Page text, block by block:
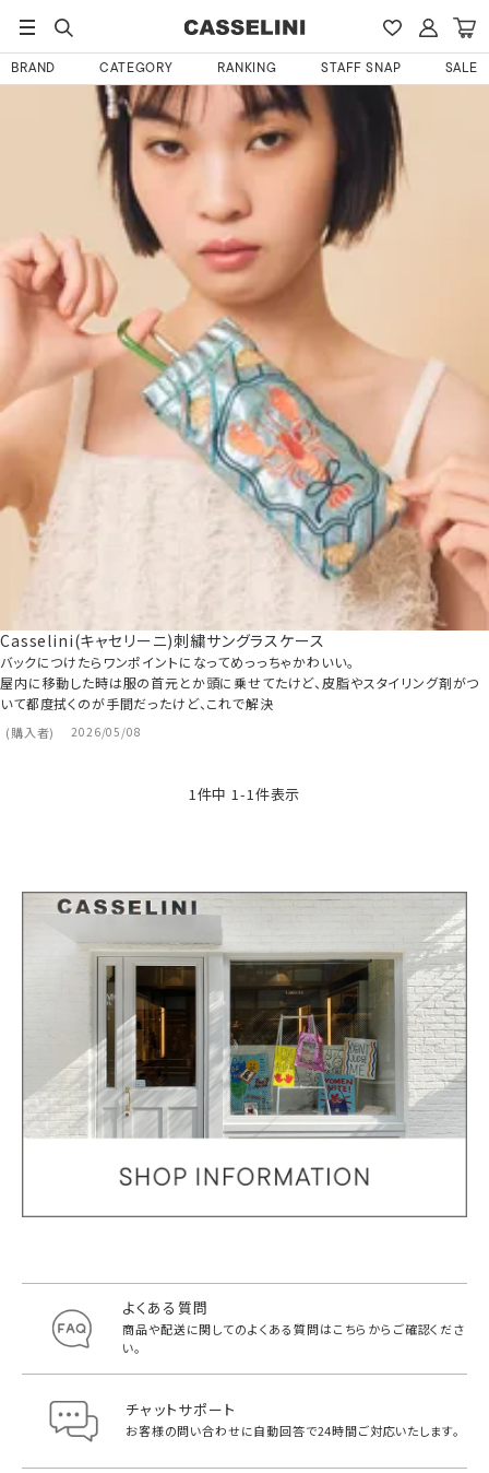
BRAND CATEGORY RANKING STAFF SNAP SALE
Casselini(キャセリーニ)刺繍サングラスケース
購入者 2026/05/08
バックにつけたらワンポイントになってめっっちゃかわいい。
屋内に移動した時は服の首元とか頭に乗せてたけど、皮脂やスタイリング剤がつ
いて都度拭くのが手間だったけど、これで解決
1 件中 1 -1 件表示
よくある質問
商品や配送に関してのよくある質問はこちらからご確認くださ
い。
チャットサポート
お客様の問い合わせに自動回答で24時間ご対応いたします。